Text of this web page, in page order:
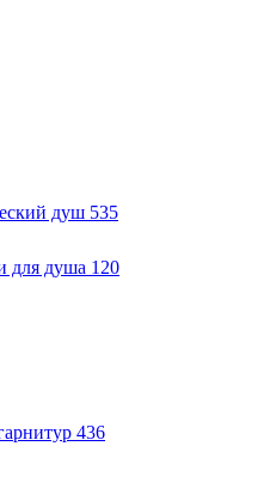
душ 535
для душа 120
436